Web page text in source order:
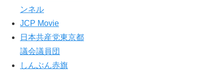
ンネル
JCP Movie
日本共産党東京都
議会議員団
しんぶん赤旗